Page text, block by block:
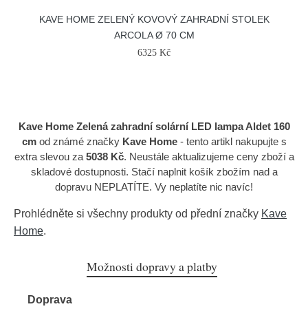
KAVE HOME ZELENÝ KOVOVÝ ZAHRADNÍ STOLEK
ARCOLA Ø 70 CM
6325 Kč
Kave Home Zelená zahradní solární LED lampa Aldet 160
cmod známé značkyKave Home- tento artikl nakupujte s
extra slevou za 5038 Kč. Neustále aktualizujeme ceny zboží a
skladové dostupnosti. Stačí naplnit košík zbožím nad a
dopravu NEPLATÍTE. Vy neplatíte nic navíc!
Prohlédněte si všechny produkty od přední značky Kave
Home.
Možnosti dopravy a platby
Doprava